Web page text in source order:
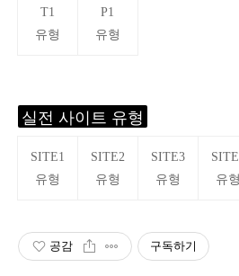
T1
유형
P1
유형
실전 사이트 유형
SITE1
유형
SITE2
유형
SITE3
유형
유형
공감 구독하기